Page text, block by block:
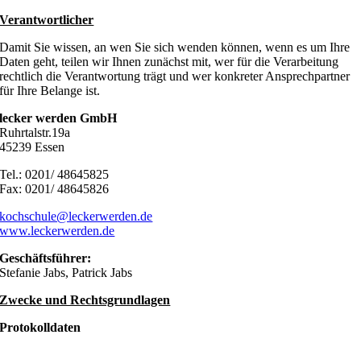
Verantwortlicher
Damit Sie wissen, an wen Sie sich wenden können, wenn es um Ihre
Daten geht, teilen wir Ihnen zunächst mit, wer für die Verarbeitung
rechtlich die Verantwortung trägt und wer konkreter Ansprechpartner
für Ihre Belange ist.
lecker werden GmbH
Ruhrtalstr.19a
45239 Essen
Tel.: 0201/ 48645825
Fax: 0201/ 48645826
kochschule@leckerwerden.de
www.leckerwerden.de
Geschäftsführer:
Stefanie Jabs, Patrick Jabs
Zwecke und Rechtsgrundlagen
Protokolldaten